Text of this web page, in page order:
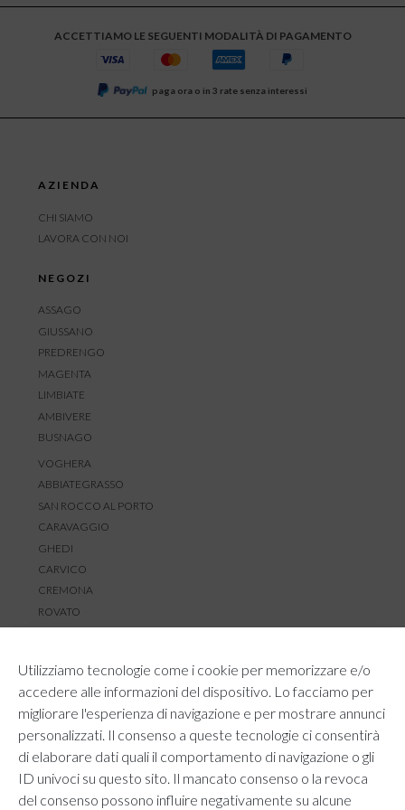
Utilizziamo tecnologie come i cookie per memorizzare e/o
accedere alle informazioni del dispositivo. Lo facciamo per
migliorare l'esperienza di navigazione e per mostrare annunci
personalizzati. Il consenso a queste tecnologie ci consentirà
di elaborare dati quali il comportamento di navigazione o gli
ID univoci su questo sito. Il mancato consenso o la revoca
del consenso possono influire negativamente su alcune
ACCETTIAMO LE SEGUENTI MODALITÀ DI PAGAMENTO
paga ora o in 3 rate senza interessi
AZIENDA
CHI SIAMO
LAVORA CON NOI
NEGOZI
ASSAGO
GIUSSANO
PREDRENGO
MAGENTA
LIMBIATE
AMBIVERE
BUSNAGO
VOGHERA
ABBIATEGRASSO
SAN ROCCO AL PORTO
CARAVAGGIO
GHEDI
CARVICO
CREMONA
ROVATO
RESI E RIMBORSI
REGOLAMENTO LOYALTY
CONTATTACI